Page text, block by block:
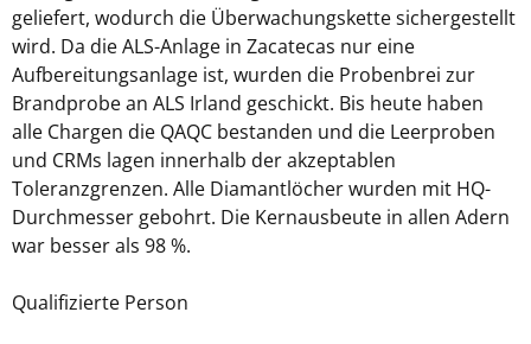
geliefert, wodurch die Überwachungskette sichergestellt
wird. Da die ALS-Anlage in Zacatecas nur eine
Aufbereitungsanlage ist, wurden die Probenbrei zur
Brandprobe an ALS Irland geschickt. Bis heute haben
alle Chargen die QAQC bestanden und die Leerproben
und CRMs lagen innerhalb der akzeptablen
Toleranzgrenzen. Alle Diamantlöcher wurden mit HQ-
Durchmesser gebohrt. Die Kernausbeute in allen Adern
war besser als 98 %.
Qualifizierte Person